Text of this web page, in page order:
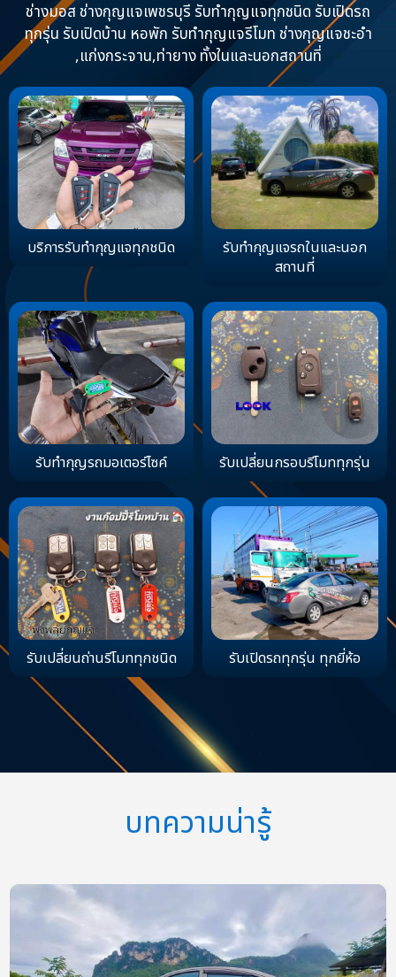
ช่างมอส ช่างกุญแจเพชรบุรี รับทำกุญแจทุกชนิด รับเปิดรถ
ทุกรุ่น รับเปิดบ้าน หอพัก รับทำกุญแจรีโมท ช่างกุญแจชะอำ
,แก่งกระจาน,ท่ายาง ทั้งในและนอกสถานที่
บริการรับทำกุญแจทุกชนิด
รับทำกุญแจรถในและนอก
สถานที่
รับทำกุญรถมอเตอร์ไซค์ รับเปลี่ยนกรอบรีโมททุกรุ่น
รับเปลี่ยนถ่านรีโมททุกชนิด รับเปิดรถทุกรุ่น ทุกยี่ห้อ
บทความน่ารู้